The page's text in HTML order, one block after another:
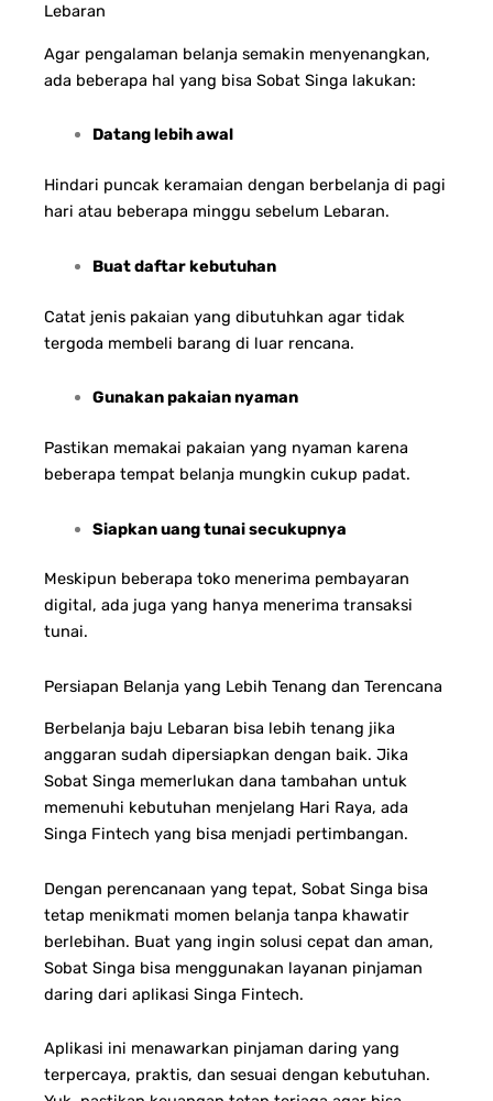
Lebaran
Agar pengalaman belanja semakin menyenangkan,
ada beberapa hal yang bisa Sobat Singa lakukan:
Datang lebih awal
Hindari puncak keramaian dengan berbelanja di pagi
hari atau beberapa minggu sebelum Lebaran.
Buat daftar kebutuhan
Catat jenis pakaian yang dibutuhkan agar tidak
tergoda membeli barang di luar rencana.
Gunakan pakaian nyaman
Pastikan memakai pakaian yang nyaman karena
beberapa tempat belanja mungkin cukup padat.
Siapkan uang tunai secukupnya
Meskipun beberapa toko menerima pembayaran
digital, ada juga yang hanya menerima transaksi
tunai.
Persiapan Belanja yang Lebih Tenang dan Terencana
Berbelanja baju Lebaran bisa lebih tenang jika
anggaran sudah dipersiapkan dengan baik. Jika
Sobat Singa memerlukan dana tambahan untuk
memenuhi kebutuhan menjelang Hari Raya, ada
Singa Fintech yang bisa menjadi pertimbangan.
Dengan perencanaan yang tepat, Sobat Singa bisa
tetap menikmati momen belanja tanpa khawatir
berlebihan. Buat yang ingin solusi cepat dan aman,
Sobat Singa bisa menggunakan layanan pinjaman
daring dari aplikasi Singa Fintech.
Aplikasi ini menawarkan pinjaman daring yang
terpercaya, praktis, dan sesuai dengan kebutuhan.